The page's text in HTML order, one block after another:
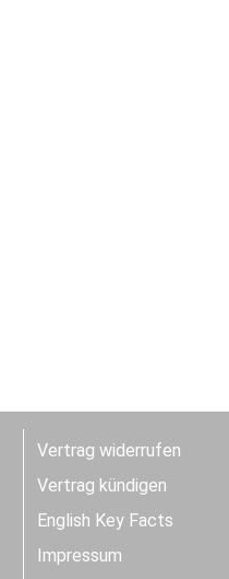
Vertrag widerrufen
Vertrag kündigen
English Key Facts
Impressum